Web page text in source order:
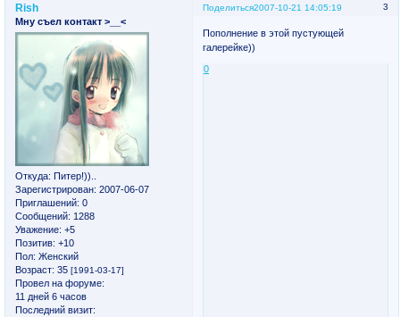
Поделиться 3
2007-10-21 14:05:19
Rish
Мну съел контакт >__<
Откуда: Питер!))..
Зарегистрирован: 2007-06-07
Приглашений: 0
Сообщений: 1288
Уважение: +5
Позитив: +10
Пол: Женский
Возраст: 35 [1991-03-17]
Провел на форуме:
11 дней 6 часов
Последний визит:
Пополнение в этой пустующей
галерейке))
0